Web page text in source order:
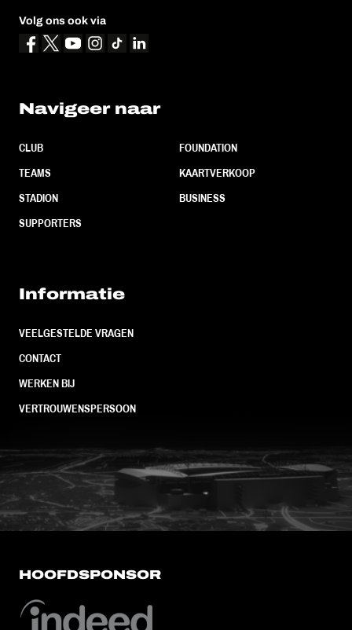
Volg ons ook via
Navigeer naar
CLUB
TEAMS
STADION
SUPPORTERS
FOUNDATION
KAARTVERKOOP
BUSINESS
Informatie
VEELGESTELDE VRAGEN
CONTACT
WERKEN BIJ
VERTROUWENSPERSOON
FC Utrecht<br>vanuit<br>het
HOOFDSPONSOR